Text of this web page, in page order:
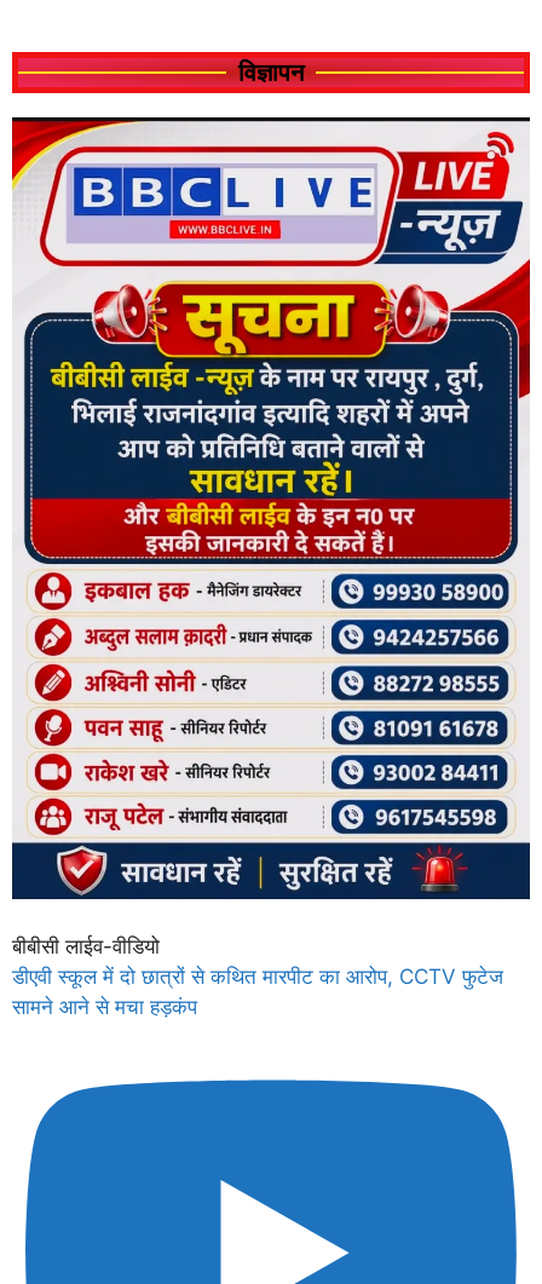
विज्ञापन
बीबीसी लाईव-वीडियो
डीएवी स्कूल में दो छात्रों से कथित मारपीट का आरोप, CCTV फुटेज
सामने आने से मचा हड़कंप